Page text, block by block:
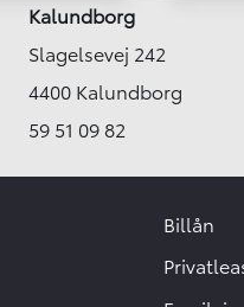
Kalundborg
Slagelsevej 242
4400 Kalundborg
59 51 09 82
Billån